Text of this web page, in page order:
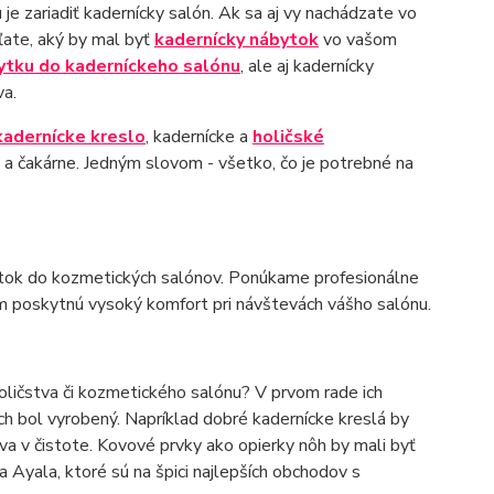
zariadiť kadernícky salón. Ak sa aj vy nachádzate vo
aký by mal byť kadernícky nábytokvo vašom
do kaderníckeho salónu, ale aj kadernícky
kreslo, kadernícke a holičské
a čakárne. Jedným slovom - všetko, čo je potrebné na
do kozmetických salónov. Ponúkame profesionálne
vysoký komfort pri návštevách vášho salónu.
či kozmetického salónu? V prvom rade ich
bol vyrobený. Napríklad dobré kadernícke kreslá by
v čistote. Kovové prvky ako opierky nôh by mali byť
ktoré sú na špici najlepších obchodov s